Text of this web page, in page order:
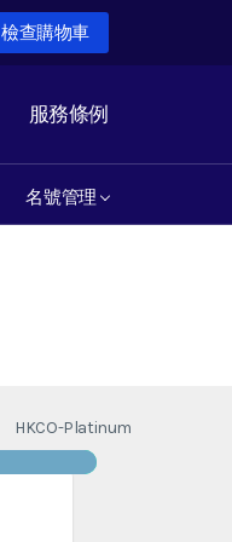
檢查購物車
服務條例
名號管理
HKCO-Platinum